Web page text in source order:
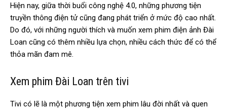
Hiện nay, giữa thời buổi công nghệ 4.0, những phương tiện
truyền thông điện tử cũng đang phát triển ở mức độ cao nhất.
Do đó, với những người thích và muốn xem phim điện ảnh Đài
Loan cũng có thêm nhiều lựa chọn, nhiều cách thức để có thể
thỏa mãn đam mê.
Xem phim Đài Loan trên tivi
Tivi có lẽ là một phương tiện xem phim lâu đời nhất và quen